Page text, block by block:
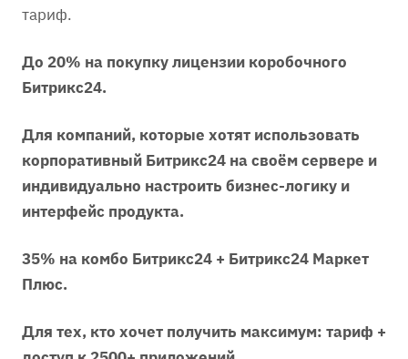
тариф.
До 20% на покупку лицензии коробочного
Битрикс24.
Для компаний, которые хотят использовать
корпоративный Битрикс24 на своём сервере и
индивидуально настроить бизнес-логику и
интерфейс продукта.
35% на комбо Битрикс24 + Битрикс24 Маркет
Плюс.
Для тех, кто хочет получить максимум: тариф +